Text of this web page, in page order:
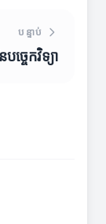
បន្ទាប់
ច្ចេកវិទ្យា